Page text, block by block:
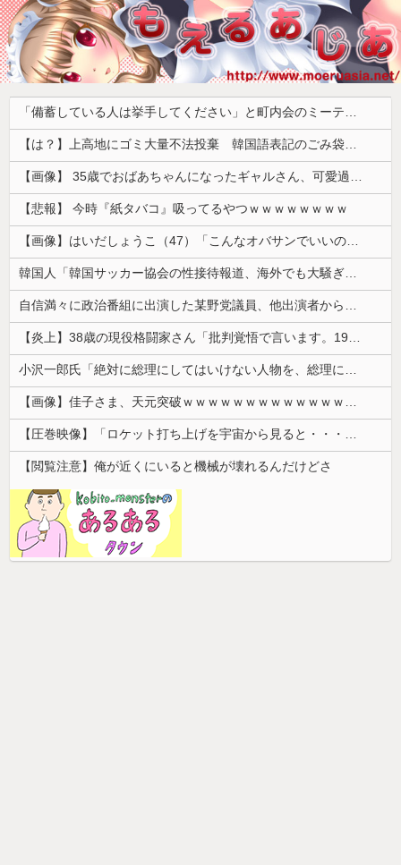
「備蓄している人は挙手してください」と町内会のミーティング、何の気なしに手を挙げてしまった結果……
【は？】上高地にゴミ大量不法投棄 韓国語表記のごみ袋に紙やプラスチック、缶、瓶などが混在 生肉やキムチ、ラーメンなどさまざまな生ごみ
【画像】 35歳でおばあちゃんになったギャルさん、可愛過ぎて嫉妬不可避w w w w w w w w w w w
【悲報】 今時『紙タバコ』吸ってるやつｗｗｗｗｗｗｗｗ
【画像】はいだしょうこ（47）「こんなオバサンでいいの…？」
韓国人「韓国サッカー協会の性接待報道、海外でも大騒ぎに・・・2002年W杯4強の記録取り消しの声も」→「マジで国の恥だ」「2002年まで疑う価値...
自信満々に政治番組に出演した某野党議員、他出演者からガバっぷりを指摘されて袋叩きにされるも……
【炎上】38歳の現役格闘家さん「批判覚悟で言います。19歳の彼女と結婚しました」→案の定オバサン達に見つかり炎上
小沢一郎氏「絶対に総理にしてはいけない人物を、総理にしてしまった。もはや取り返しがつかない」
【画像】佳子さま、天元突破ｗｗｗｗｗｗｗｗｗｗｗｗｗｗｗｗｗｗｗｗｗｗｗｗｗｗｗｗｗ 【Pickup08082912】
【圧巻映像】「ロケット打ち上げを宇宙から見ると・・・」の動画が衝撃的
【閲覧注意】俺が近くにいると機械が壊れるんだけどさ